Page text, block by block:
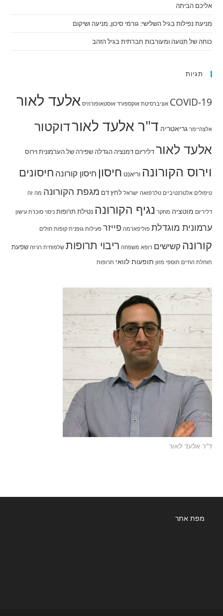
אליכם הביתה
מניעת נפילות בגיל השלישי: גורמי סיכון, מניעה ושיקום
כוחה של תנועה ומעורבות חברתית בגיל הזהב
תגיות
COVID-19 אוניברסיטת אוקספורד אוסטאופורוזיס אלעד לאור
אלצהיימר גריאטריה ד"ר אלעד לאורדוקטור
אלעד לאורדליריום דמנציה הגדלה שפירה של הערמוניתוירוס
וירוס הקורונה וריאנט חיסון חיסון קורונה חיסונים
טיפולים אלטרנטיביים טלרפואה ישראל לחץ דם מגפת הקורונה מה זה
דליריום מוטציה מחקר נגיף הקורונה נטילת תרופות ניסוי סוכרת עישון
ערמונית מוגדלת פוליפארמה פייזר פעילות גופנית קופות חולים
קורונה קשישים רופא משפחה ריבוי תרופות שלפוחית רגיזה שפעת
תוחלת החיים תוספי מזון תופעות לוואי תרופות
ד"ר אלעד לאור
מפת אתר